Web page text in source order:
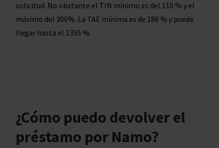
solicitud. No obstante el TIN mínimo es del 110 % y el
máximo del 300%. La TAE mínima es de 186 % y puede
llegar hasta el 1355 %.
¿Cómo puedo devolver el
préstamo por Namo?